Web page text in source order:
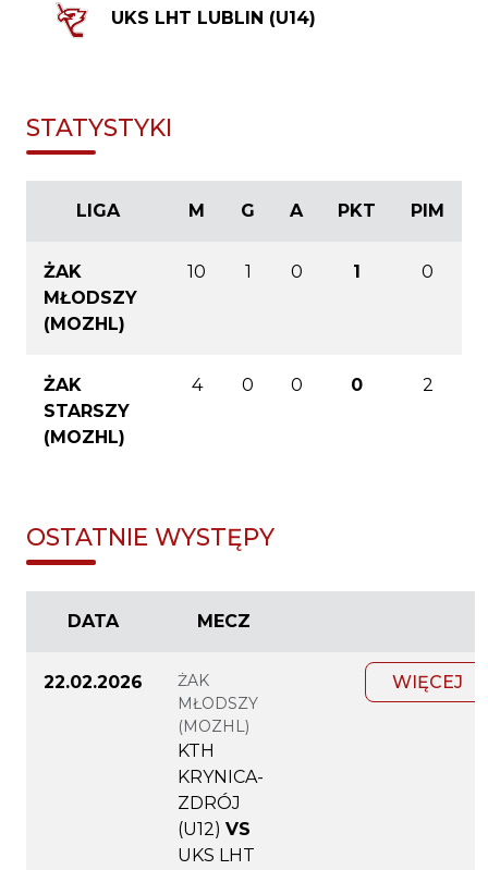
UKS LHT LUBLIN (U14)
STATYSTYKI
LIGA M G A PKT PIM
ŻAK
MŁODSZY
(MOZHL)
10 1 0 1 0
ŻAK
STARSZY
(MOZHL)
4 0 0 0 2
OSTATNIE WYSTĘPY
DATA MECZ
22.02.2026
ŻAK
MŁODSZY
(MOZHL)
KTH
KRYNICA-
ZDRÓJ
(U12) VS
UKS LHT
WIĘCEJ